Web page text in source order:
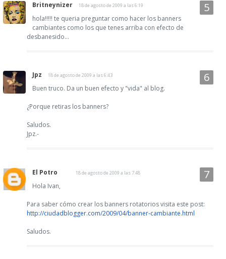
Britneynizer 18 de agosto de 2009 a las 6:19
hola!!!!! te queria preguntar como hacer los banners
cambiantes como los que tenes arriba con efecto de
desbanesido...
Jpz 18 de agosto de 2009 a las 6:43
Buen truco. Da un buen efecto y "vida" al blog.
¿Porque retiras los banners?
Saludos.
Jpz.-
El Potro 18 de agosto de 2009 a las 7:48
Hola Ivan,
Para saber cómo crear los banners rotatorios visita este post:
http://ciudadblogger.com/2009/04/banner-cambiante.html
Saludos.